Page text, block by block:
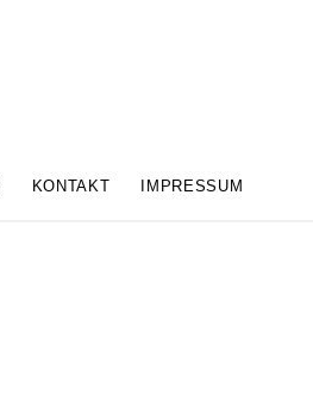
KONTAKT IMPRESSUM